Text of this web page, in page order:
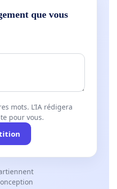
que vous
mots. L’IA rédigera
pour vous.